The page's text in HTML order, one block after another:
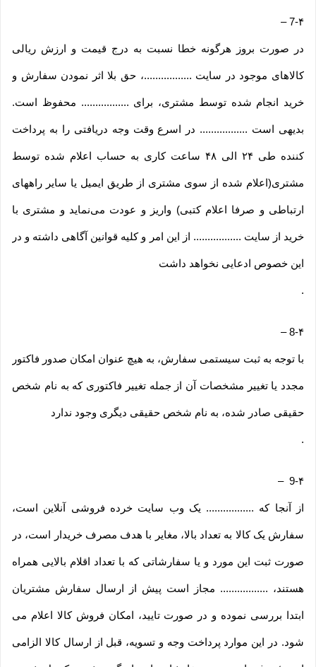
7-۴–
در صورت بروز هرگونه خطا نسبت به درج قیمت و ارزش ریالی
کالاهای موجود در سایت .................، حق بلا اثر نمودن سفارش و
خرید انجام شده توسط مشتری، برای ................. محفوظ است.
بدیهی است ................. در اسرع وقت وجه دریافتی را به پرداخت
کننده طی ۲۴ الی ۴۸ ساعت کاری به حساب اعلام شده توسط
مشتری(اعلام شده از سوی مشتری از طریق ایمیل یا سایر راههای
ارتباطی و صرفا اعلام کتبی) واریز و عودت می‌نماید و مشتری با
خرید از سایت ................. از این امر و کلیه قوانین آگاهی داشته و در
این خصوص ادعایی نخواهد داشت
.
8-۴–
با توجه به ثبت سیستمی سفارش، به هیچ عنوان امکان صدور فاکتور
مجدد یا تغییر مشخصات آن از جمله تغییر فاکتوری که به نام شخص
حقیقی صادر شده، به نام شخص حقیقی دیگری وجود ندارد
.
9-۴ –
از آنجا که ................. یک وب ‌سایت خرده‌ فروشی آنلاین است،
سفارش یک کالا به تعداد بالا، مغایر با هدف مصرف خریدار است، در
صورت ثبت این مورد و یا سفارشاتی که با تعداد اقلام بالایی همراه
هستند، ................. مجاز است پیش از ارسال سفارش مشتریان
ابتدا بررسی نموده و در صورت تایید، امکان فروش کالا اعلام می
شود. در این موارد پرداخت وجه و تسویه، قبل از ارسال کالا الزامی